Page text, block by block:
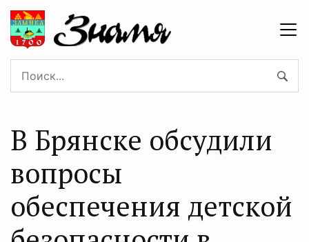
В Брянске обсудили
вопросы
обеспечения детской